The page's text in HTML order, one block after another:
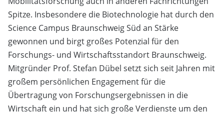
Spitze. Insbesondere die Biotechnologie hat durch den
Science Campus Braunschweig Süd an Stärke
gewonnen und birgt großes Potenzial für den
Forschungs- und Wirtschaftsstandort Braunschweig.
Mitgründer Prof. Stefan Dübel setzt sich seit Jahren mit
großem persönlichen Engagement für die
Übertragung von Forschungsergebnissen in die
Wirtschaft ein und hat sich große Verdienste um den